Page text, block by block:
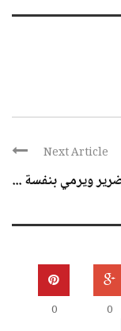
Next Article
ويرمي بنفسة ...
0
0